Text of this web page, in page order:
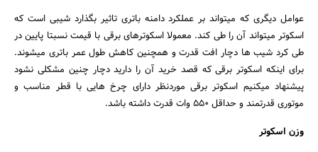
جستجو
عوامل دیگری که میتواند بر عملکرد دامنه باتری تاثیر بگذارد شیبی است که
اسکوتر میتواند آن را طی کند. معمولا اسکوترهای برقی با قیمت نسبتا پایین در
طی کرد شیب ها دچار افت قدرت و همچنین کاهش طول عمر باتری میشوند.
برای اینکه اسکوتر برقی که قصد خرید آن را دارید دچار چنین مشکلی نشود
پیشنهاد میکنیم اسکوتر برقی موردنظر دارای چرخ هایی با قطر مناسب و
موتوری قدرتمند و حداقل ۵۵۰ وات قدرت داشته باشد.
وزن اسکوتر